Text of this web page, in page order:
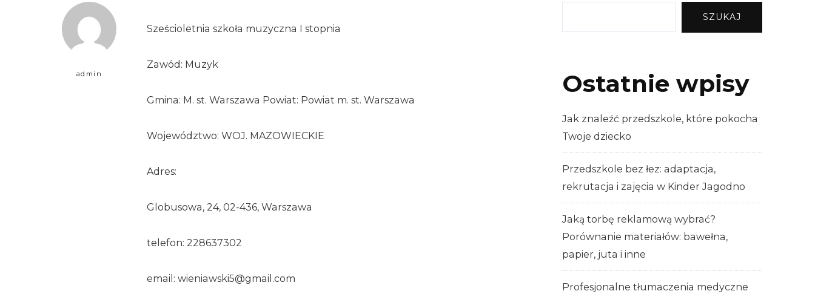
admin
Sześcioletnia szkoła muzyczna I stopnia
Zawód: Muzyk
Gmina: M. st. Warszawa Powiat: Powiat m. st. Warszawa
Województwo: WOJ. MAZOWIECKIE
Adres:
Globusowa, 24, 02-436, Warszawa
telefon: 228637302
email: wieniawski5@gmail.com
SZUKAJ
Ostatnie wpisy
Jak znaleźć przedszkole, które pokocha
Twoje dziecko
Przedszkole bez łez: adaptacja,
rekrutacja i zajęcia w Kinder Jagodno
Jaką torbę reklamową wybrać?
Porównanie materiałów: bawełna,
papier, juta i inne
Profesjonalne tłumaczenia medyczne